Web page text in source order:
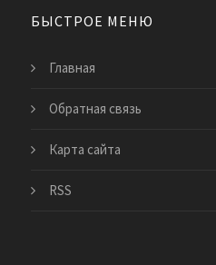
БЫСТРОЕ МЕНЮ
Главная
Обратная связь
Карта сайта
RSS